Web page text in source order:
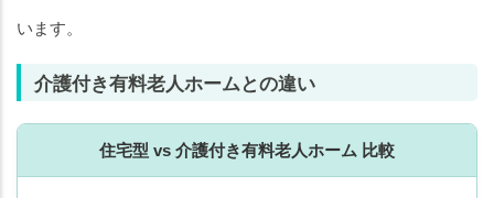
います。
介護付き有料老人ホームとの違い
住宅型 vs 介護付き有料老人ホーム 比較